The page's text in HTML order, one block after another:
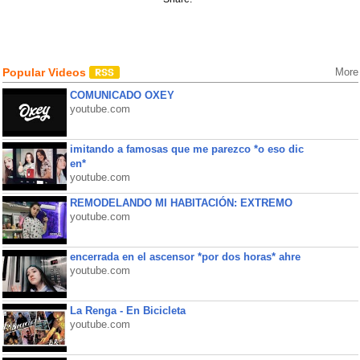
Popular Videos More
COMUNICADO OXEY
youtube.com
imitando a famosas que me parezco *o eso dic
en*
youtube.com
REMODELANDO MI HABITACIÓN: EXTREMO
youtube.com
encerrada en el ascensor *por dos horas* ahre
youtube.com
La Renga - En Bicicleta
youtube.com